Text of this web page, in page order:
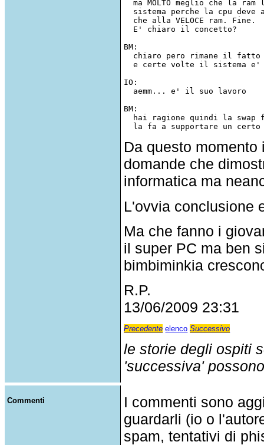
ma MOLTO meglio che la ram
sistema perche la cpu deve
  che alla VELOCE ram. Fine.
  E' chiaro il concetto?
BM:
chiaro pero rimane il
e certe volte il sistema
IO:
  aemm... e' il suo lavoro
BM:
hai ragione quindi la swap
Da questo
domande che
informatica ma
L'ovvia conclusione
Ma che fanno i
il super PC ma ben
bimbiminkia
R.P.
13/06/2009 23:31
Precedente elenco Successivo
le storie degli ospiti
'successiva'
Commenti
I commenti sono
guardarli (io o
spam, tentativi di